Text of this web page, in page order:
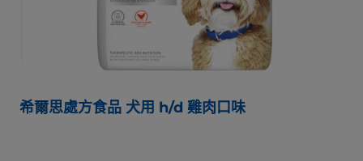
希爾思處方食品 犬用 h/d 雞肉口味